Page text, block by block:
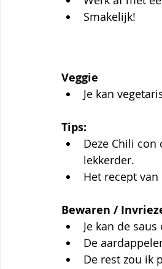
Smakelijk!
Veggie
Je kan
Tips:
Deze Chili
lekkerder.
Het recept van
Bewaren /
Je kan de
De
De rest zou ik